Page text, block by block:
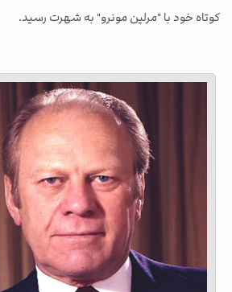
کوتاه خود با "مرلین مونرو" به شهرت رسید.